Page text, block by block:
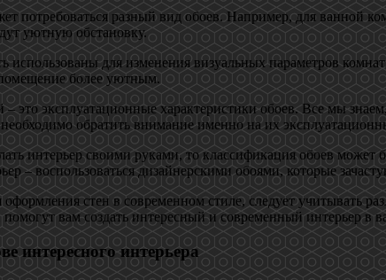
потребоваться разный вид обоев. Например, для ванной
уютную обстановку.
использованы для изменения визуальных параметров
более уютным.
это эксплуатационные характеристики обоев. Все мы
обратить внимание именно на их
интерьер своими руками, то классификация обоев
– воспользоваться дизайнерскими обоями, которые
стен в современном стиле, следует учитывать
вам создать интересный и современный интерьер в
интересного интерьера